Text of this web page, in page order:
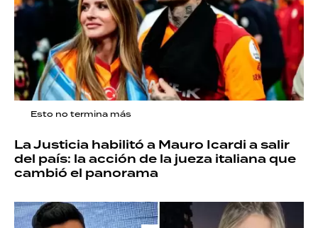
Esto no termina más
La Justicia habilitó a Mauro Icardi a salir
del país: la acción de la jueza italiana que
cambió el panorama